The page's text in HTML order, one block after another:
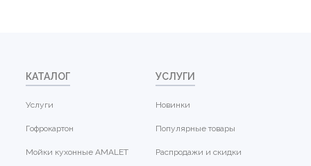
КАТАЛОГ
Услуги
Гофрокартон
Мойки кухонные AMALET
УСЛУГИ
Новинки
Популярные товары
Распродажи и скидки